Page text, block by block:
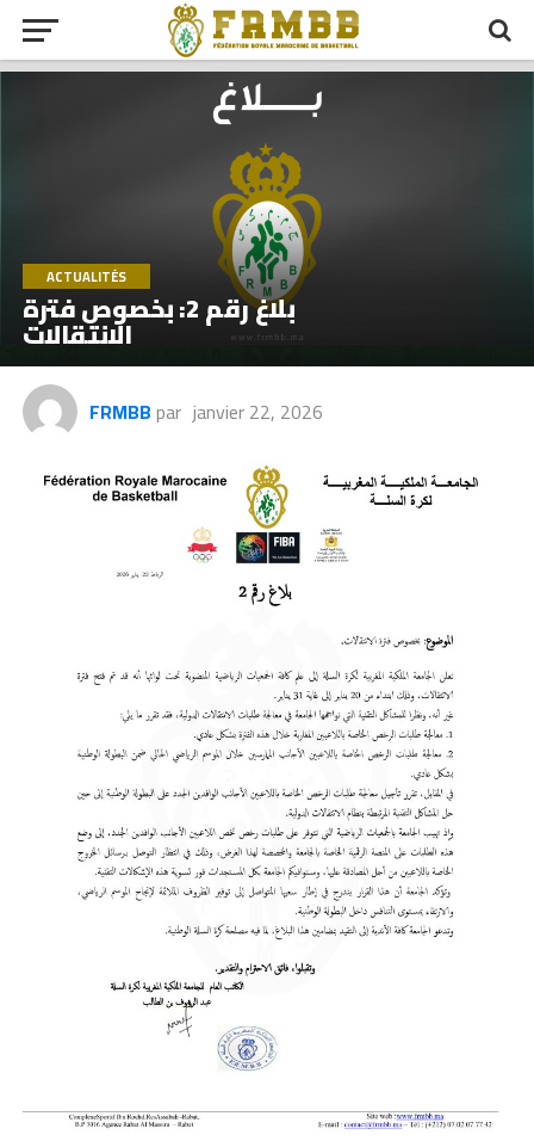
ACTUALITÉS
بلاغ رقم 2: بخصوص فترة
الانتقالات
par
FRMBB janvier 22, 2026